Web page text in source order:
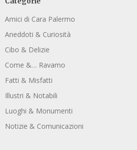
Amici di Cara Palermo
Aneddoti & Curiosità
Cibo & Delizie
Come &… Ravamo
Fatti & Misfatti
Illustri & Notabili
Luoghi & Monumenti
Notizie & Comunicazioni